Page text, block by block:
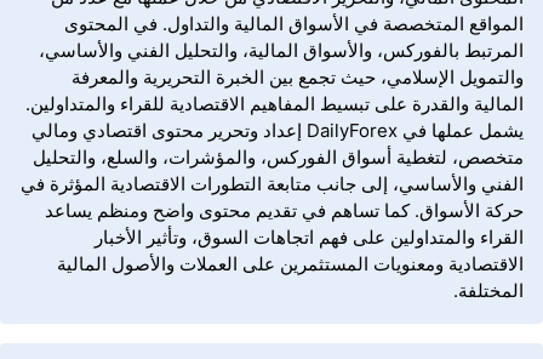
المواقع المتخصصة في الأسواق المالية والتداول. في المحتوى
المرتبط بالفوركس، والأسواق المالية، والتحليل الفني والأساسي،
والتمويل الإسلامي، حيث تجمع بين الخبرة التحريرية والمعرفة
المالية والقدرة على تبسيط المفاهيم الاقتصادية للقراء والمتداولين.
يشمل عملها في DailyForex إعداد وتحرير محتوى اقتصادي ومالي
متخصص، لتغطية أسواق الفوركس، والمؤشرات، والسلع، والتحليل
الفني والأساسي، إلى جانب متابعة التطورات الاقتصادية المؤثرة في
حركة الأسواق. كما تساهم في تقديم محتوى واضح ومنظم يساعد
القراء والمتداولين على فهم اتجاهات السوق، وتأثير الأخبار
الاقتصادية ومعنويات المستثمرين على العملات والأصول المالية
المختلفة.